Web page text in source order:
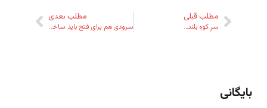
مطلب قبلی
سرِ کوهِ بلند…
مطلب بعدی
سرودی هم برای فتح باید ساخت!
بایگانی